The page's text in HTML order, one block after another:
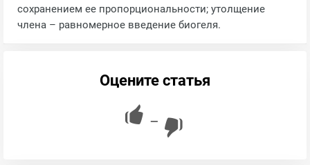
сохранением ее пропорциональности; утолщение
члена – равномерное введение биогеля.
Оцените статья
—